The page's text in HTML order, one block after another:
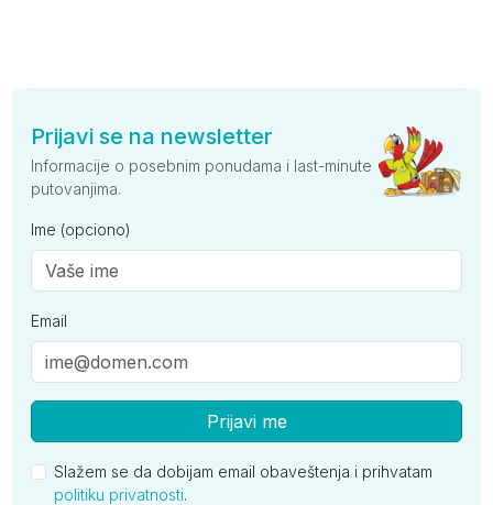
Prijavi se na newsletter
Informacije o posebnim ponudama i last-minute
putovanjima.
Ime (opciono)
Email
Prijavi me
Slažem se da dobijam email obaveštenja i prihvatam
politiku privatnosti.